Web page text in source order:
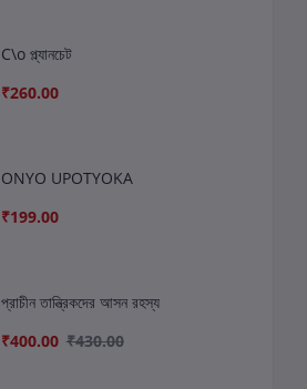
C\o প্ল্যানচেট
₹260.00
ONYO UPOTYOKA
₹199.00
প্রাচীন তান্ত্রিকদের আসন রহস্য
₹400.00 ₹430.00